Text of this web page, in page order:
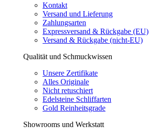
Kontakt
Versand und Lieferung
Zahlungsarten
Expressversand & Rückgabe (EU)
Versand & Rückgabe (nicht-EU)
Qualität und Schmuckwissen
Unsere Zertifikate
Alles Originale
Nicht retuschiert
Edelsteine Schliffarten
Gold Reinheitsgrade
Showrooms und Werkstatt